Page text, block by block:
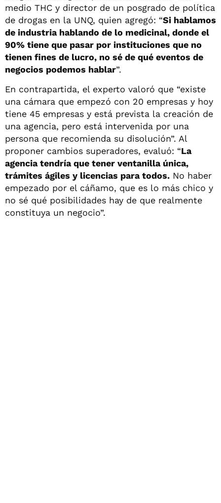
medio THC y director de un posgrado de política
de drogas en la UNQ, quien agregó: “Si hablamos
de industria hablando de lo medicinal, donde el
90% tiene que pasar por instituciones que no
tienen fines de lucro, no sé de qué eventos de
negocios podemos hablar”.
En contrapartida, el experto valoró que “existe
una cámara que empezó con 20 empresas y hoy
tiene 45 empresas y está prevista la creación de
una agencia, pero está intervenida por una
persona que recomienda su disolución”. Al
proponer cambios superadores, evaluó: “La
agencia tendría que tener ventanilla única,
trámites ágiles y licencias para todos. No haber
empezado por el cáñamo, que es lo más chico y
no sé qué posibilidades hay de que realmente
constituya un negocio”.